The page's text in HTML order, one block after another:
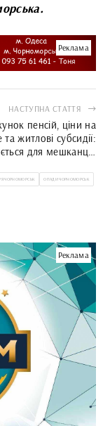
Реклама
НАСТУПНА СТАТТЯ
пенсій, ціни на
та житлові субсидії:
для мешканців
року
ЧОРНОМОРСЬК ОПАДИ ЧОРНОМОРСЬК
Реклама